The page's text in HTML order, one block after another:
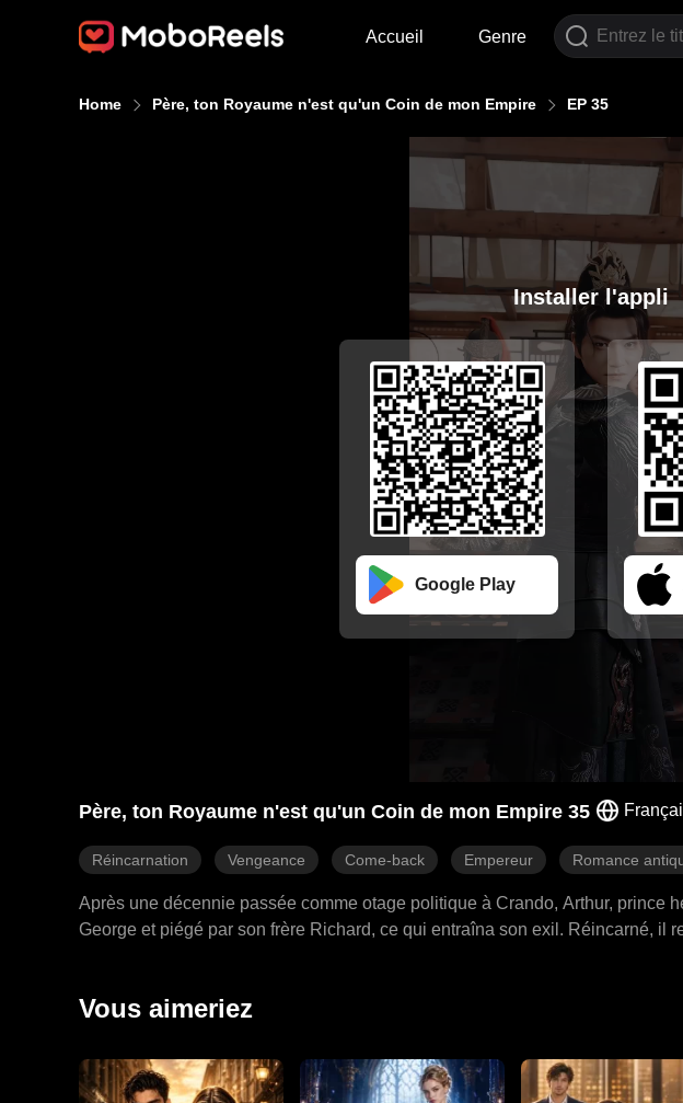
Accueil Genre
Home Père, ton Royaume n'est qu'un Coin de mon Empire EP 35
Installer l'appli
Google Play
Père, ton Royaume n'est qu'un Coin de mon Empire 35
Réincarnation Vengeance Come-back Empereur Romance
Après une décennie passée comme otage politique à Crando, Arthur, prince
George et piégé par son frère Richard, ce qui entraîna son exil. Réincarné, il
Richard, dénonça George, écrasa une coalition de six nations et captura leurs
Vous aimeriez